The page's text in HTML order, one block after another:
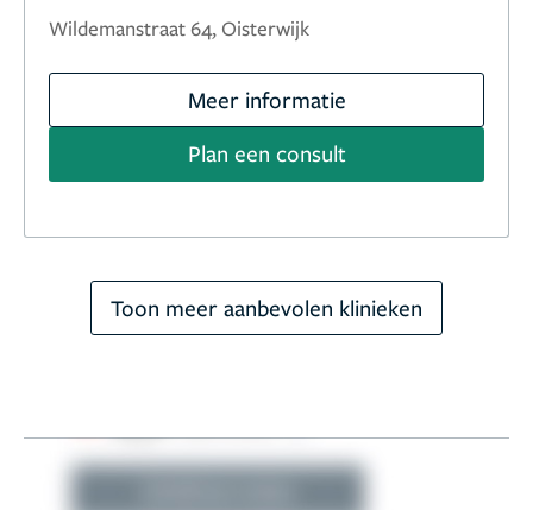
Wildemanstraat 64, Oisterwijk
Meer informatie
Plan een consult
Toon meer aanbevolen klinieken